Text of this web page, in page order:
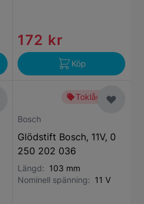
172 kr
Köp
Toklågt pris
Bosch
Glödstift Bosch, 11V, 0
250 202 036
Längd: 103 mm
Nominell spänning: 11 V